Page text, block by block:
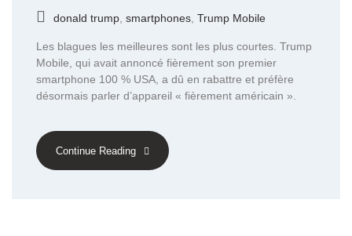
donald trump smartphones Trump Mobile
Les blagues les meilleures sont les plus courtes. Trump
Mobile, qui avait annoncé fièrement son premier
smartphone 100 % USA, a dû en rabattre et préfère
désormais parler d’appareil « fièrement américain ».
Continue Reading